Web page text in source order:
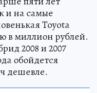
и на самые
Toyota
в миллион рублей.
2008 и 2007
обойдется
дешевле.